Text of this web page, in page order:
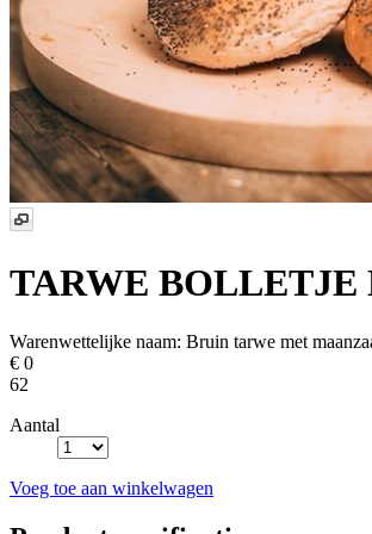
TARWE
Warenwettelijke naam: Bruin tarwe met
€ 0
62
Aantal
Voeg toe aan winkelwagen